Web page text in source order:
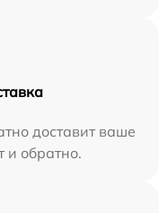
доставит ваше
и обратно.